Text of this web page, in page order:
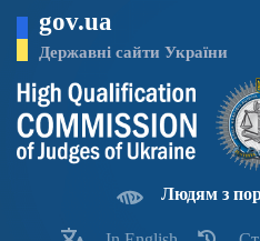
основного
матеріалу
gov.ua
Державні сайти України
Людям з